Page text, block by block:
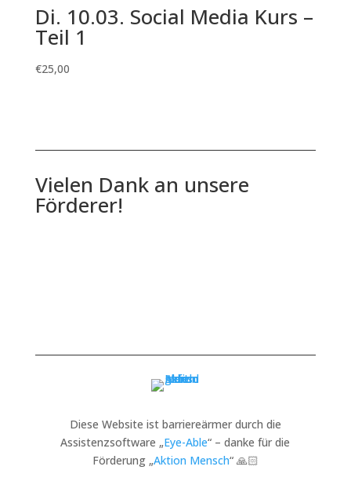
Di. 10.03. Social Media Kurs –
Teil 1
€25,00
Vielen Dank an unsere
Förderer!
Diese Website ist barriereärmer durch die
Assistenzsoftware „Eye-Able“ – danke für die
Förderung „Aktion Mensch“ 🙏🏻